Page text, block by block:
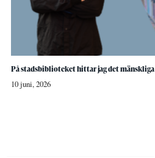
På stadsbiblioteket hittar jag det mänskliga
10 juni, 2026